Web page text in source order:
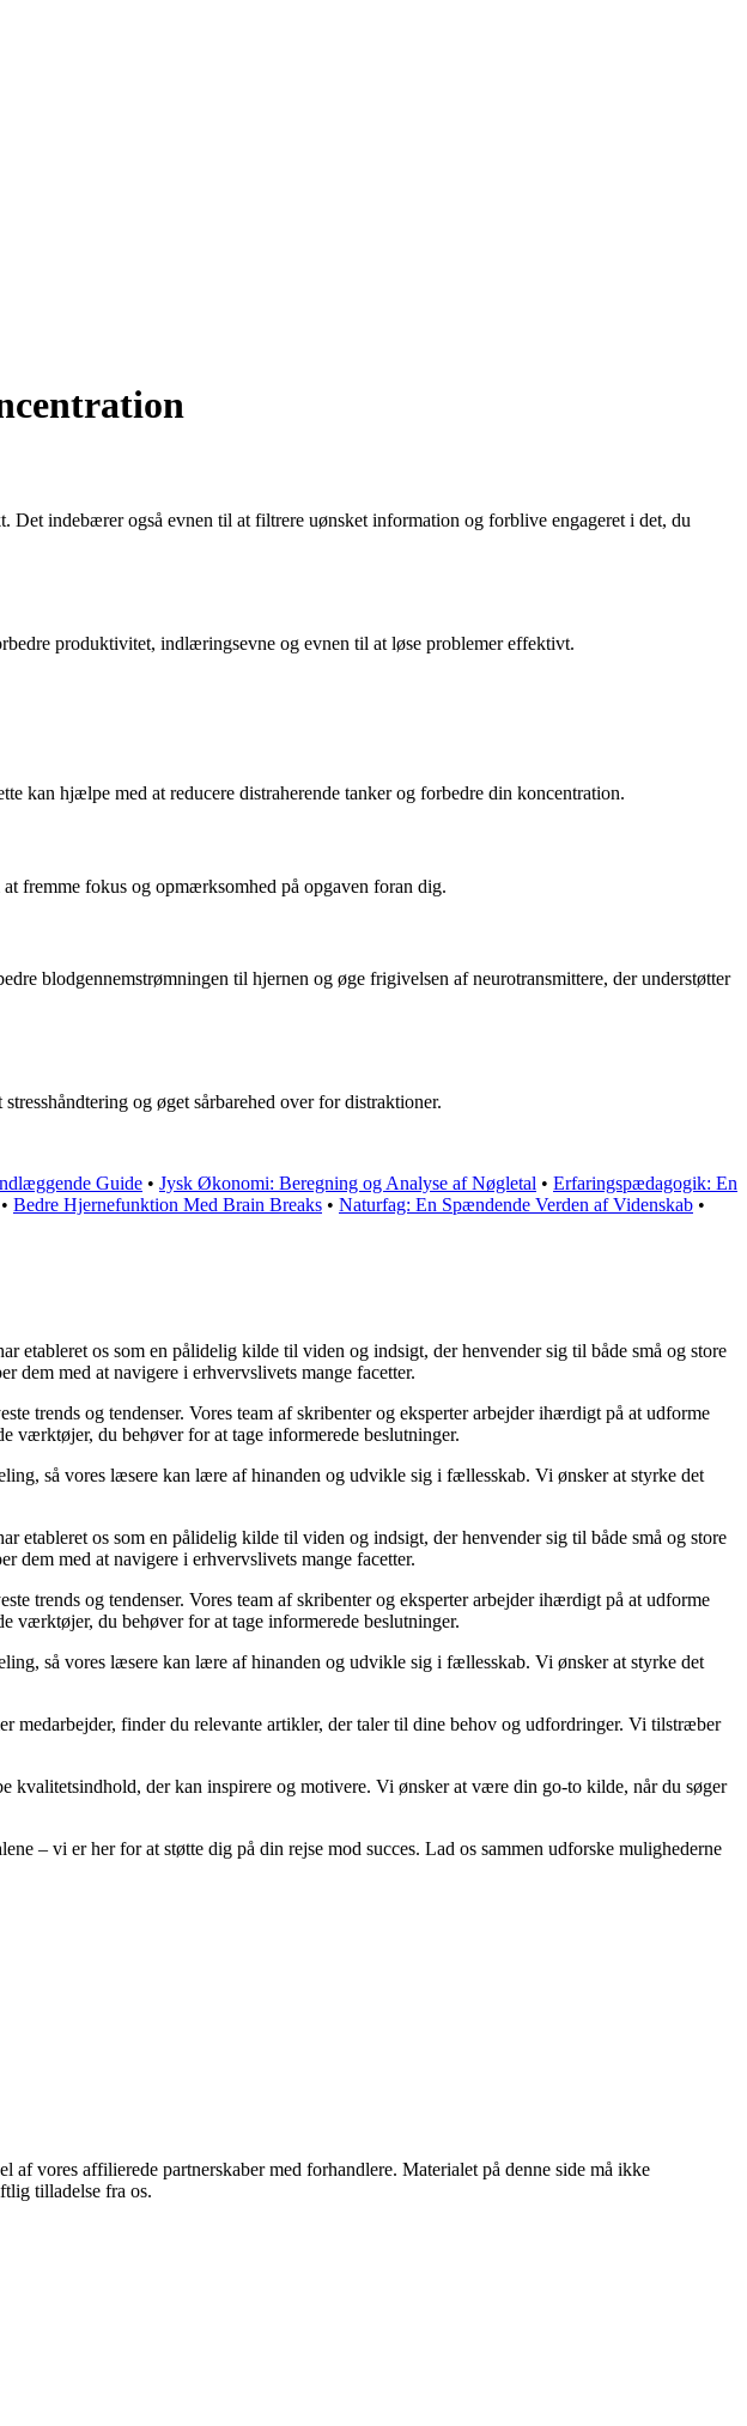
Det indebærer også evnen til at filtrere uønsket information og forblive engageret i det, du
produktivitet, indlæringsevne og evnen til at løse problemer effektivt.
kan hjælpe med at reducere distraherende tanker og forbedre din koncentration.
fremme fokus og opmærksomhed på opgaven foran dig.
blodgennemstrømningen til hjernen og øge frigivelsen af neurotransmittere, der understøtter
og øget sårbarehed over for distraktioner.
Guide • Jysk Økonomi: Beregning og Analyse af Nøgletal • Erfaringspædagogik: En
• Bedre Hjernefunktion Med Brain Breaks • Naturfag: En Spændende Verden af Videnskab •
os som en pålidelig kilde til viden og indsigt, der henvender sig til både små og store
dem med at navigere i erhvervslivets mange facetter.
trends og tendenser. Vores team af skribenter og eksperter arbejder ihærdigt på at udforme
værktøjer, du behøver for at tage informerede beslutninger.
så vores læsere kan lære af hinanden og udvikle sig i fællesskab. Vi ønsker at styrke det
os som en pålidelig kilde til viden og indsigt, der henvender sig til både små og store
dem med at navigere i erhvervslivets mange facetter.
trends og tendenser. Vores team af skribenter og eksperter arbejder ihærdigt på at udforme
værktøjer, du behøver for at tage informerede beslutninger.
så vores læsere kan lære af hinanden og udvikle sig i fællesskab. Vi ønsker at styrke det
medarbejder, finder du relevante artikler, der taler til dine behov og udfordringer. Vi tilstræber
kvalitetsindhold, der kan inspirere og motivere. Vi ønsker at være din go-to kilde, når du søger
– vi er her for at støtte dig på din rejse mod succes. Lad os sammen udforske mulighederne
vores affilierede partnerskaber med forhandlere. Materialet på denne side må ikke
tilladelse fra os.